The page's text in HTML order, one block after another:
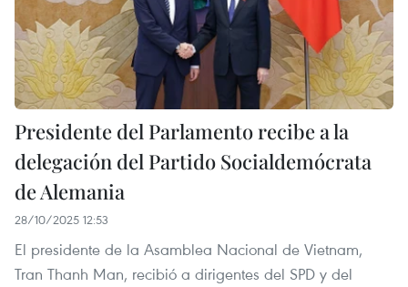
Presidente del Parlamento recibe a la
delegación del Partido Socialdemócrata
de Alemania
28/10/2025 12:53
El presidente de la Asamblea Nacional de Vietnam,
Tran Thanh Man, recibió a dirigentes del SPD y del